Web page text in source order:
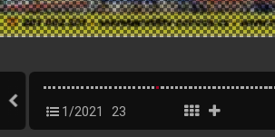
1/2021 23